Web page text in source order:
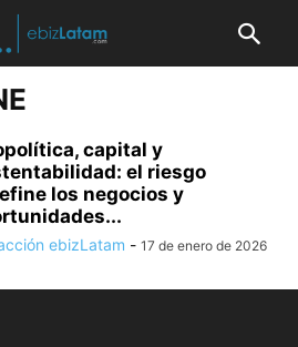
capital y
el riesgo
los negocios y
ebizLatam - 17 de enero de 2026